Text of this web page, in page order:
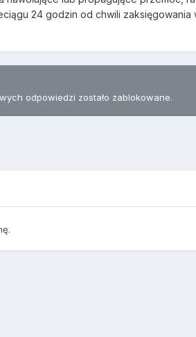
24 godzin od chwili zaksięgowania
odpowiedzi zostało zablokowane.